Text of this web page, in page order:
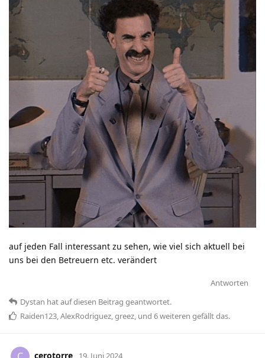
auf jeden Fall interessant zu sehen, wie viel sich aktuell bei
uns bei den Betreuern etc. verändert
Antworten
Dystan hatauf diesen Beitrag geantwortet.
Raiden123,AlexRodriguez,greez, und 6weiteren gefällt das.
cerotorre 19. Juni 2024